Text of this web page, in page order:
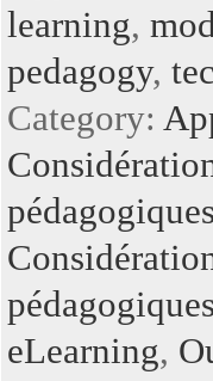
learning,
pedagogy,
Category:
eLearning,